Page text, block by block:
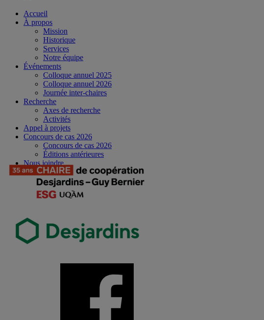
Accueil
À propos
Mission
Historique
Services
Notre équipe
Événements
Colloque annuel 2025
Colloque annuel 2026
Journée inter-chaires
Recherche
Axes de recherche
Activités
Appel à projets
Concours de cas 2026
Concours de cas 2026
Éditions antérieures
Nous joindre